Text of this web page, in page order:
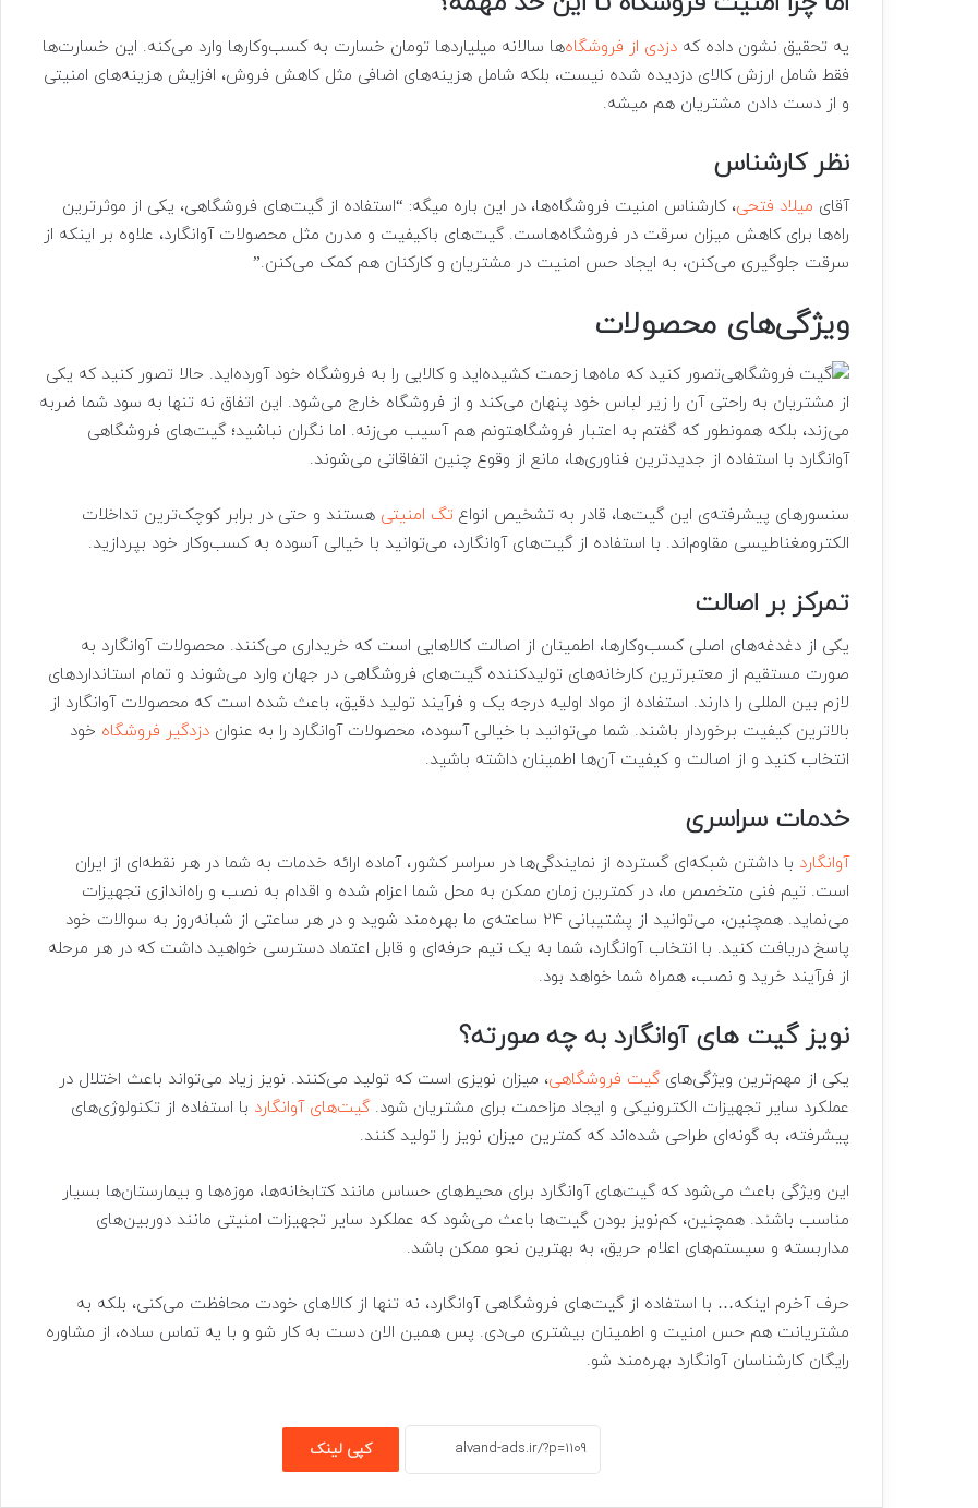
یه تحقیق نشون داده که دزدی از فروشگاه‌ها سالانه میلیاردها تومان خسارت به کسب‌وکارها وارد می‌کنه. این خسارت‌ها
فقط شامل ارزش کالای دزدیده شده نیست، بلکه شامل هزینه‌های اضافی مثل کاهش فروش، افزایش هزینه‌های امنیتی
و از دست دادن مشتریان هم میشه.
نظر کارشناس
آقای میلاد فتحی، کارشناس امنیت فروشگاه‌ها، در این باره میگه: “استفاده از گیت‌های فروشگاهی، یکی از موثرترین
راه‌ها برای کاهش میزان سرقت در فروشگاه‌هاست. گیت‌های باکیفیت و مدرن مثل محصولات آوانگارد، علاوه بر اینکه از
سرقت جلوگیری می‌کنن، به ایجاد حس امنیت در مشتریان و کارکنان هم کمک می‌کنن.”
ویژگی‌های محصولات
تصور کنید که ماه‌ها زحمت کشیده‌اید و کالایی را به فروشگاه خود آورده‌اید. حالا تصور کنید که یکی
از مشتریان به راحتی آن را زیر لباس خود پنهان می‌کند و از فروشگاه خارج می‌شود. این اتفاق نه تنها به سود شما ضربه
می‌زند، بلکه همونطور که گفتم به اعتبار فروشگاهتونم هم آسیب می‌زنه. اما نگران نباشید؛ گیت‌های فروشگاهی
آوانگارد با استفاده از جدیدترین فناوری‌ها، مانع از وقوع چنین اتفاقاتی می‌شوند.
سنسورهای پیشرفته‌ی این گیت‌ها، قادر به تشخیص انواع تگ‌ امنیتی هستند و حتی در برابر کوچک‌ترین تداخلات
الکترومغناطیسی مقاوم‌اند. با استفاده از گیت‌های آوانگارد، می‌توانید با خیالی آسوده به کسب‌وکار خود بپردازید.
تمرکز بر اصالت
یکی از دغدغه‌های اصلی کسب‌وکارها، اطمینان از اصالت کالاهایی است که خریداری می‌کنند. محصولات آوانگارد به
صورت مستقیم از معتبرترین کارخانه‌های تولیدکننده گیت‌های فروشگاهی در جهان وارد می‌شوند و تمام استانداردهای
لازم بین المللی را دارند. استفاده از مواد اولیه درجه یک و فرآیند تولید دقیق، باعث شده است که محصولات آوانگارد از
بالاترین کیفیت برخوردار باشند. شما می‌توانید با خیالی آسوده، محصولات آوانگارد را به عنوان دزدگیر فروشگاه خود
انتخاب کنید و از اصالت و کیفیت آن‌ها اطمینان داشته باشید.
خدمات سراسری
آوانگارد با داشتن شبکه‌ای گسترده از نمایندگی‌ها در سراسر کشور، آماده ارائه خدمات به شما در هر نقطه‌ای از ایران
است. تیم فنی متخصص ما، در کمترین زمان ممکن به محل شما اعزام شده و اقدام به نصب و راه‌اندازی تجهیزات
می‌نماید. همچنین، می‌توانید از پشتیبانی 24 ساعته‌ی ما بهره‌مند شوید و در هر ساعتی از شبانه‌روز به سوالات خود
پاسخ دریافت کنید. با انتخاب آوانگارد، شما به یک تیم حرفه‌ای و قابل اعتماد دسترسی خواهید داشت که در هر مرحله
از فرآیند خرید و نصب، همراه شما خواهد بود.
نویز گیت های آوانگارد به چه صورته؟
یکی از مهم‌ترین ویژگی‌هایگیت‌ فروشگاهی، میزان نویزی است که تولید می‌کنند. نویز زیاد می‌تواند باعث اختلال در
عملکرد سایر تجهیزات الکترونیکی و ایجاد مزاحمت برای مشتریان شود.گیت‌های آوانگارد با استفاده از تکنولوژی‌های
پیشرفته، به گونه‌ای طراحی شده‌اند که کمترین میزان نویز را تولید کنند.
این ویژگی باعث می‌شود که گیت‌های آوانگارد برای محیط‌های حساس مانند کتابخانه‌ها، موزه‌ها و بیمارستان‌ها بسیار
مناسب باشند. همچنین، کم‌نویز بودن گیت‌ها باعث می‌شود که عملکرد سایر تجهیزات امنیتی مانند دوربین‌های
مداربسته و سیستم‌های اعلام حریق، به بهترین نحو ممکن باشد.
حرف آخرم اینکه… با استفاده از گیت‌های فروشگاهی آوانگارد، نه تنها از کالاهای خودت محافظت می‌کنی، بلکه به
مشتریانت هم حس امنیت و اطمینان بیشتری می‌دی. پس همین الان دست به کار شو و با یه تماس ساده، از مشاوره
رایگان کارشناسان آوانگارد بهره‌مند شو.
کپی لینک